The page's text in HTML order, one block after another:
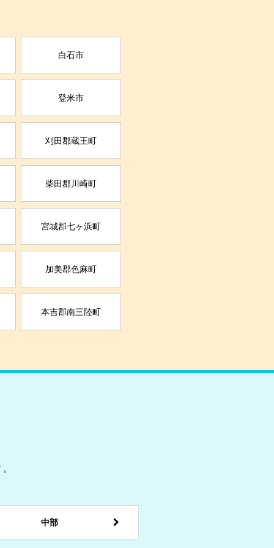
白石市
登米市
刈田郡蔵王町
柴田郡川崎町
宮城郡七ヶ浜町
加美郡色麻町
本吉郡南三陸町
中部